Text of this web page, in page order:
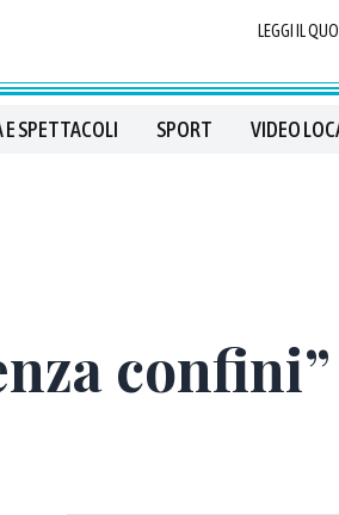
LEGGI IL
E SPETTACOLI SPORT VIDEO